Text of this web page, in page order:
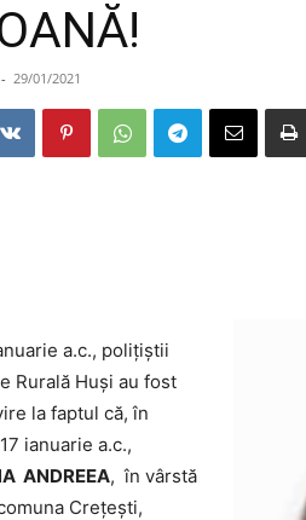
- 29/01/2021
a.c., polițiștii
Rurală Huși au fost
la faptul că, în
ianuarie a.c.,
ANDREEA, în vârstă
Crețești,